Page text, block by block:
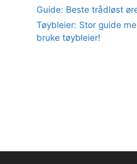
Guide: Beste trådløst
Tøybleier: Stor guide
bruke tøybleier!